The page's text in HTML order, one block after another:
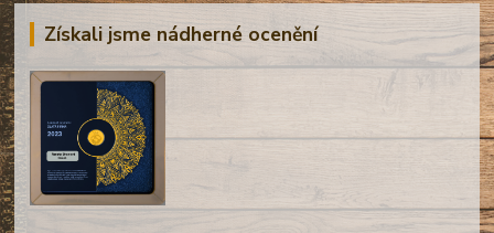
Získali jsme nádherné ocenění